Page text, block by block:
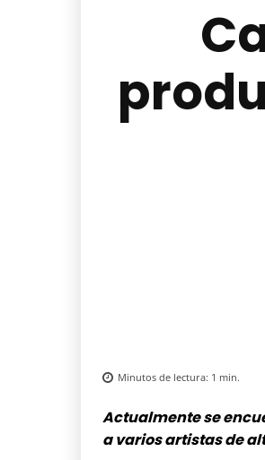
Minutos de lectura: 1 min.
Actualmente se
a varios artistas de